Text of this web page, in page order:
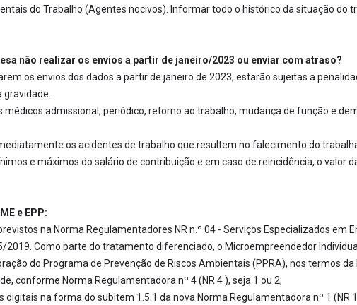
do Trabalho (Agentes nocivos). Informar todo o histórico da situação do
não realizar os envios a partir de janeiro/2023 ou enviar com atraso?
os envios dos dados a partir de janeiro de 2023, estarão sujeitas a
gravidade.
médicos admissional, periódico, retorno ao trabalho, mudança de função e
os acidentes de trabalho que resultem no falecimento do
e máximos do salário de contribuição e em caso de reincidência, o valor
e EPP:
na Norma Regulamentadores NR n.º 04 - Serviços Especializados em
2019. Como parte do tratamento diferenciado, o Microempreendedor
do Programa de Prevenção de Riscos Ambientais (PPRA), nos termos
conforme Norma Regulamentadora nº 4 (NR 4 ), seja 1 ou 2;
na forma do subitem 1.5.1 da nova Norma Regulamentadora nº 1 (NR